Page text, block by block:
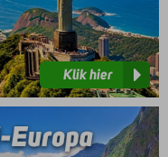
Klik hier